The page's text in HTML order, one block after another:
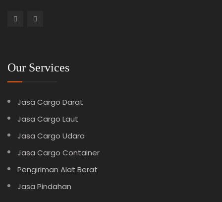
Our Services
Jasa Cargo Darat
Jasa Cargo Laut
Jasa Cargo Udara
Jasa Cargo Container
Pengiriman Alat Berat
Jasa Pindahan